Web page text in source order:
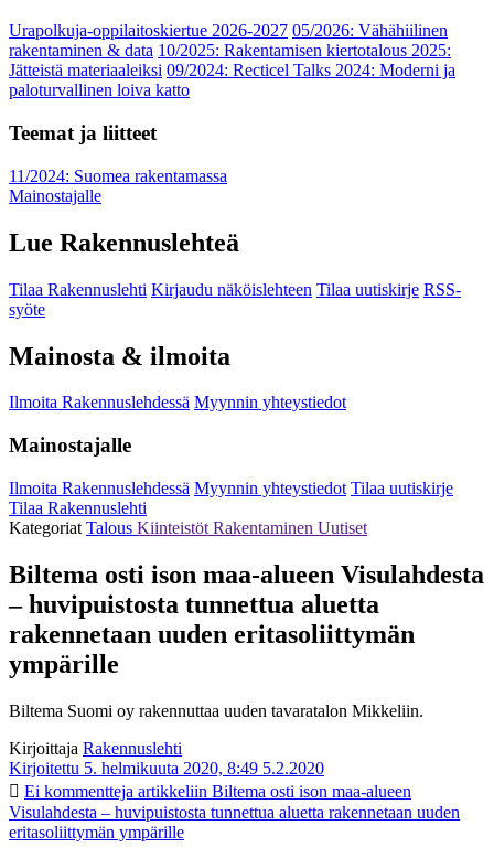
Urapolkuja-oppilaitoskiertue 2026-2027 05/2026: Vähähiilinen
rakentaminen & data 10/2025: Rakentamisen kiertotalous 2025:
Jätteistä materiaaleiksi 09/2024: Recticel Talks 2024: Moderni ja
paloturvallinen loiva katto
Teemat ja liitteet
11/2024: Suomea rakentamassa
Mainostajalle
Lue Rakennuslehteä
Tilaa Rakennuslehti Kirjaudu näköislehteen Tilaa uutiskirje RSS-
syöte
Mainosta & ilmoita
Ilmoita Rakennuslehdessä Myynnin yhteystiedot
Mainostajalle
Ilmoita Rakennuslehdessä Myynnin yhteystiedot Tilaa uutiskirje
Tilaa Rakennuslehti
Kategoriat Talous Kiinteistöt Rakentaminen Uutiset
Biltema osti ison maa-alueen Visulahdesta
– huvipuistosta tunnettua aluetta
rakennetaan uuden eritasoliittymän
ympärille
Biltema Suomi oy rakennuttaa uuden tavaratalon Mikkeliin.
Kirjoittaja Rakennuslehti
Kirjoitettu 5. helmikuuta 2020, 8:49 5.2.2020
Ei kommentteja artikkeliin Biltema osti ison maa-alueen
Visulahdesta – huvipuistosta tunnettua aluetta rakennetaan uuden
eritasoliittymän ympärille